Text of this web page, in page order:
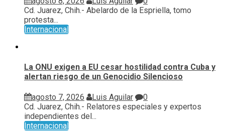
Cd. Juarez, Chih.- Abelardo de la Espriella, tomo
protesta...
Internacional
La ONU exigen a EU cesar hostilidad contra Cuba y
alertan riesgo de un Genocidio Silencioso
agosto 7, 2026 Luis Aguilar
0
Cd. Juarez, Chih.- Relatores especiales y expertos
independientes del...
Internacional